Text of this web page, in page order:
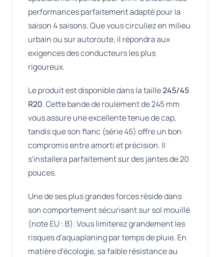
performances parfaitement adapté pour la
saison 4 saisons. Que vous circuliez en milieu
urbain ou sur autoroute, il répondra aux
exigences des conducteurs les plus
rigoureux.
Le produit est disponible dans la taille245/45
R20. Cette bande de roulement de 245 mm
vous assure une excellente tenue de cap,
tandis que son flanc (série 45) offre un bon
compromis entre amorti et précision. Il
s'installera parfaitement sur des jantes de 20
pouces.
Une de ses plus grandes forces réside dans
son comportement sécurisant sur sol mouillé
(note EU : B). Vous limiterez grandement les
risques d'aquaplaning par temps de pluie. En
matière d'écologie, sa faible résistance au